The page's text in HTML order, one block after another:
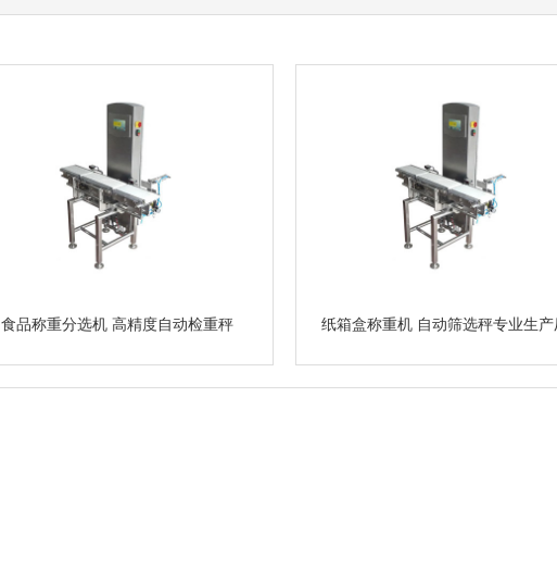
食品称重分选机 高精度自动检重秤 纸箱盒称重机 自动筛选秤专业生产